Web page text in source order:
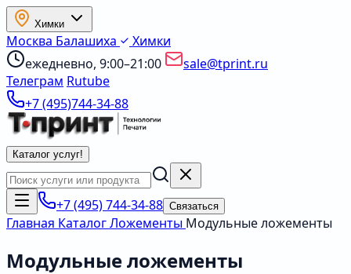
Химки
Москва Балашиха
Химки
ежедневно, 9:00–21:00
sale@tprint.ru
Телеграм Rutube
+7 (495)744-34-88
Каталог услуг!
+7 (495) 744-34-88 Связаться
Главная КаталогЛожементы Модульные ложементы
Модульные ложементы